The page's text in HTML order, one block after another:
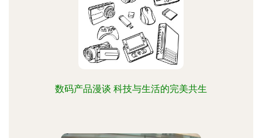
数码产品漫谈 科技与生活的完美共生